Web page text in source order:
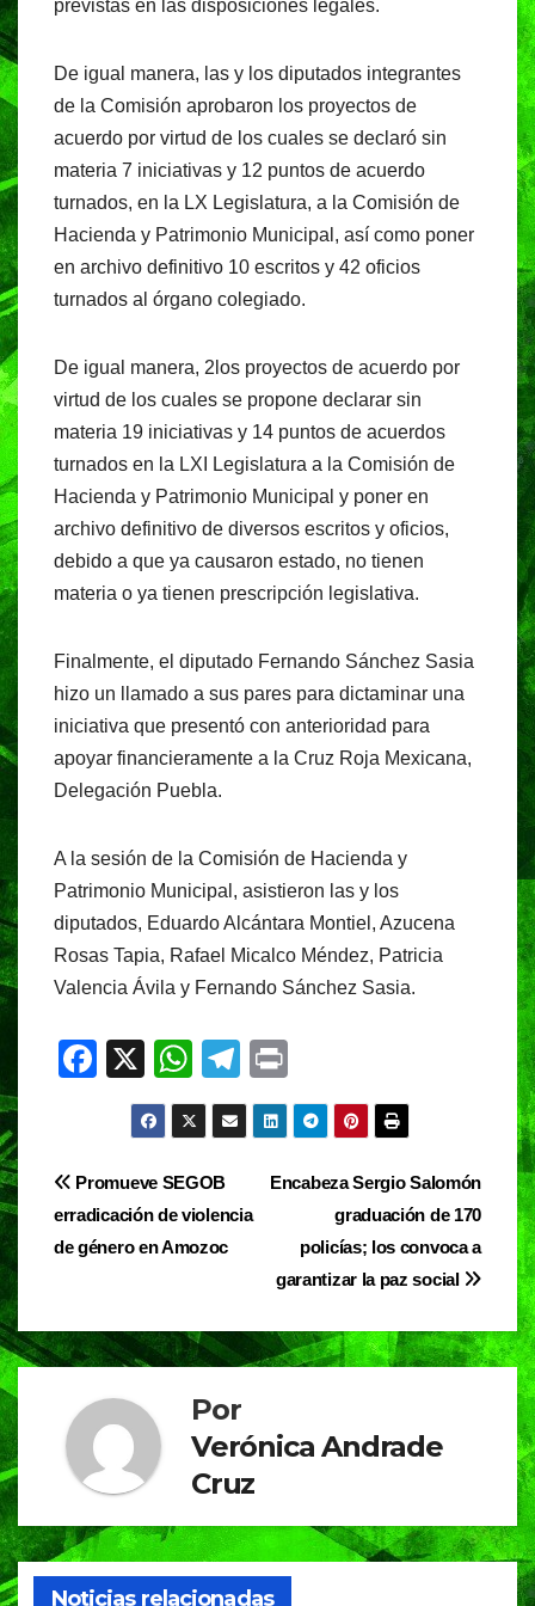
previstas en las disposiciones legales.
De igual manera, las y los diputados integrantes
de la Comisión aprobaron los proyectos de
acuerdo por virtud de los cuales se declaró sin
materia 7 iniciativas y 12 puntos de acuerdo
turnados, en la LX Legislatura, a la Comisión de
Hacienda y Patrimonio Municipal, así como poner
en archivo definitivo 10 escritos y 42 oficios
turnados al órgano colegiado.
De igual manera, 2los proyectos de acuerdo por
virtud de los cuales se propone declarar sin
materia 19 iniciativas y 14 puntos de acuerdos
turnados en la LXI Legislatura a la Comisión de
Hacienda y Patrimonio Municipal y poner en
archivo definitivo de diversos escritos y oficios,
debido a que ya causaron estado, no tienen
materia o ya tienen prescripción legislativa.
Finalmente, el diputado Fernando Sánchez Sasia
hizo un llamado a sus pares para dictaminar una
iniciativa que presentó con anterioridad para
apoyar financieramente a la Cruz Roja Mexicana,
Delegación Puebla.
A la sesión de la Comisión de Hacienda y
Patrimonio Municipal, asistieron las y los
diputados, Eduardo Alcántara Montiel, Azucena
Rosas Tapia, Rafael Micalco Méndez, Patricia
Valencia Ávila y Fernando Sánchez Sasia.
F
e
b
o
k
X
W
h
at
s
A
p
T
el
e
gr
a
in
t
Navegación
de
Encabeza Sergio Salomón
graduación de 170
policías; los convoca a
garantizar la paz social
Promueve SEGOB
erradicación de violencia
de género en Amozoc
Por
Verónica Andrade
Cruz
Noticias relacionadas